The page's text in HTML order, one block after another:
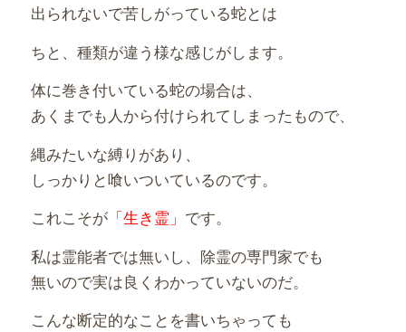
出られないで苦しがっている蛇とは
ちと、種類が違う様な感じがします。
体に巻き付いている蛇の場合は、
あくまでも人から付けられてしまったもので、
縄みたいな縛りがあり、
しっかりと喰いついているのです。
これこそが「生き霊」 です。
私は霊能者では無いし、除霊の専門家でも
無いので実は良くわかっていないのだ。
こんな断定的なことを書いちゃっても